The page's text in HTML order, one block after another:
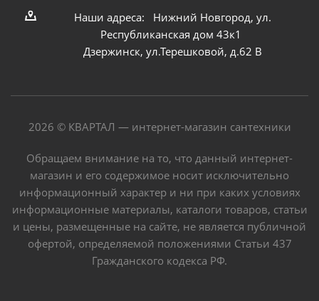
Наши адреса: Нижний Новгород, ул.
Республиканская дом 43к1
Дзержинск, ул.Терешковой, д.62 В
2026 © КВАРТАЛ — интернет-магазин сантехники
Обращаем внимание на то, что данный интернет-
магазин и его содержимое носит исключительно
информационный характер и ни при каких условиях
информационные материалы, каталоги товаров, статьи
и цены, размещенные на сайте, не является публичной
офертой, определяемой положениями Статьи 437
Гражданского кодекса РФ.